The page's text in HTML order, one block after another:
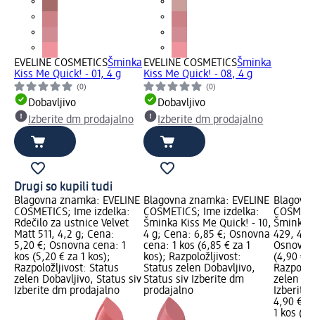
EVELINE COSMETICSŠminka
Kiss Me Quick! - 01, 4 g
(0)
Dobavljivo
Izberite dm prodajalno
EVELINE COSMETICSŠminka
Kiss Me Quick! - 08, 4 g
(0)
Dobavljivo
Izberite dm prodajalno
Drugi so kupili tudi
Blagovna znamka: EVELINE
COSMETICS; Ime izdelka:
Rdečilo za ustnice Velvet
Matt 511, 4,2 g; Cena:
5,20 €; Osnovna cena: 1
kos (5,20 € za 1 kos);
Razpoložljivost: Status
zelen Dobavljivo, Status siv
Izberite dm prodajalno
Blagovna znamka: EVELINE
COSMETICS; Ime izdelka:
Šminka Kiss Me Quick! - 10,
4 g; Cena: 6,85 €; Osnovna
cena: 1 kos (6,85 € za 1
kos); Razpoložljivost:
Status zelen Dobavljivo,
Status siv Izberite dm
prodajalno
Šminka
429, 4
(4,90 €
zelen
Izberite
4,90 €
1 kos